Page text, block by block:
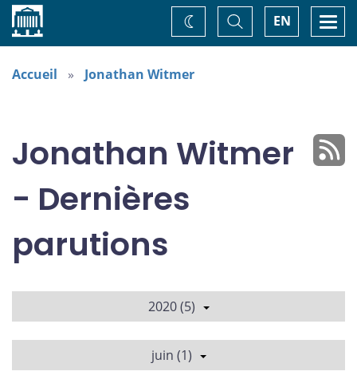
Accueil EN
Basculer
la
recherche
Changez
de
Accueil Jonathan Witmer
Jonathan Witmer
- Dernières
parutions
2020 (5)
juin (1)